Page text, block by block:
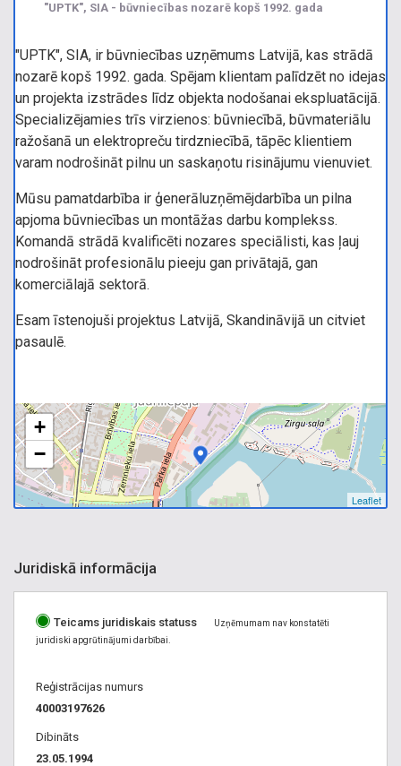
"UPTK", SIA - būvniecības nozarē kopš 1992. gada
"UPTK", SIA, ir būvniecības uzņēmums Latvijā, kas strādā
nozarē kopš 1992. gada. Spējam klientam palīdzēt no idejas
un projekta izstrādes līdz objekta nodošanai ekspluatācijā.
Specializējamies trīs virzienos: būvniecībā, būvmateriālu
ražošanā un elektropreču tirdzniecībā, tāpēc klientiem
varam nodrošināt pilnu un saskaņotu risinājumu vienuviet.
Mūsu pamatdarbība ir ģenerāluzņēmējdarbība un pilna
apjoma būvniecības un montāžas darbu komplekss.
Komandā strādā kvalificēti nozares speciālisti, kas ļauj
nodrošināt profesionālu pieeju gan privātajā, gan
komerciālajā sektorā.
Esam īstenojuši projektus Latvijā, Skandināvijā un citviet
pasaulē.
+
−
Leaflet
Juridiskā informācija
Teicams juridiskais statuss
Uzņēmumam nav konstatēti
juridiski apgrūtinājumi darbībai.
Reģistrācijas numurs
40003197626
Dibināts
23.05.1994